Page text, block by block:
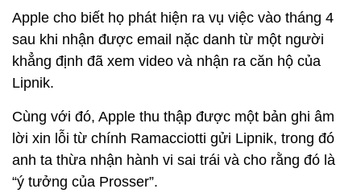
Apple cho biết họ phát hiện ra vụ việc vào tháng 4
sau khi nhận được email nặc danh từ một người
khẳng định đã xem video và nhận ra căn hộ của
Lipnik.
Cùng với đó, Apple thu thập được một bản ghi âm
lời xin lỗi từ chính Ramacciotti gửi Lipnik, trong đó
anh ta thừa nhận hành vi sai trái và cho rằng đó là
“ý tưởng của Prosser”.